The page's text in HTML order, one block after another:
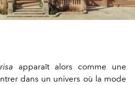
Video
apparaît alors comme une
dans un univers où la mode